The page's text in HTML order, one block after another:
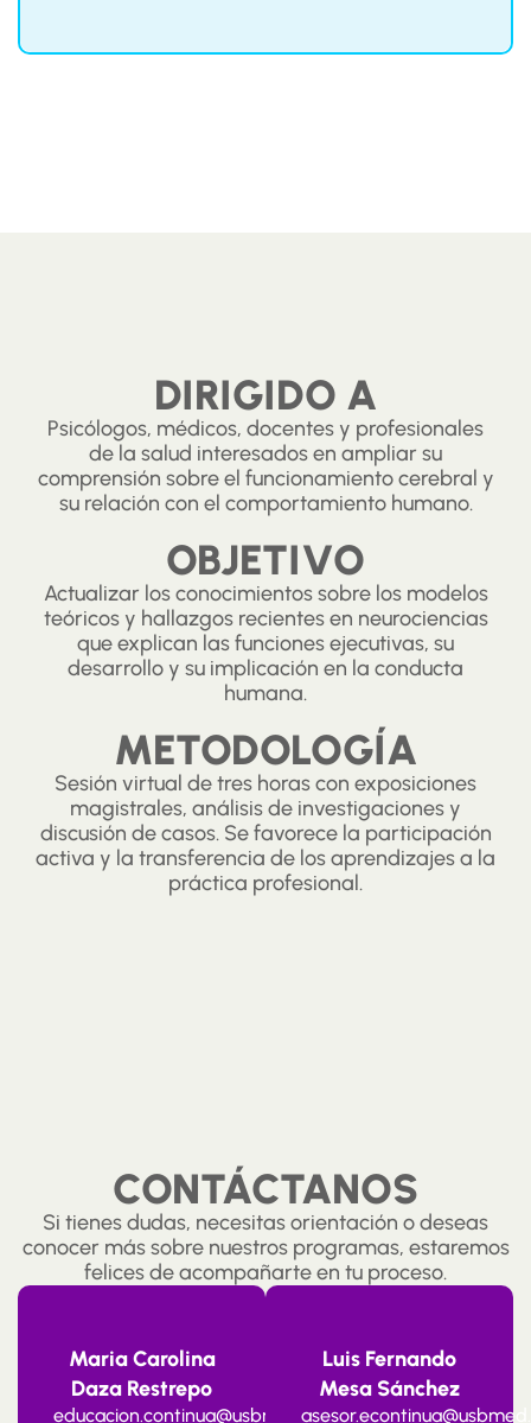
DIRIGIDO A
Psicólogos, médicos, docentes y profesionales
de la salud interesados en ampliar su
comprensión sobre el funcionamiento cerebral y
su relación con el comportamiento humano.
OBJETIVO
Actualizar los conocimientos sobre los modelos
teóricos y hallazgos recientes en neurociencias
que explican las funciones ejecutivas, su
desarrollo y su implicación en la conducta
humana.
METODOLOGÍA
Sesión virtual de tres horas con exposiciones
magistrales, análisis de investigaciones y
discusión de casos. Se favorece la participación
activa y la transferencia de los aprendizajes a la
práctica profesional.
CONTÁCTANOS
Si tienes dudas, necesitas orientación o deseas
conocer más sobre nuestros programas, estaremos
felices de acompañarte en tu proceso.
Maria Carolina
Daza Restrepo
educacion.continua@usbmed.edu.co
Luis Fernando
Mesa Sánchez